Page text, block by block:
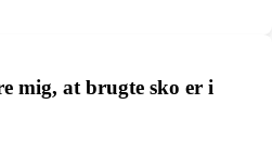
mig, at brugte sko er i